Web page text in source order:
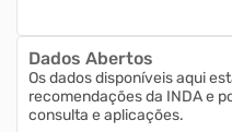
Dados Abertos
Os dados disponíveis aqui
recomendações da INDA e
consulta e aplicações.